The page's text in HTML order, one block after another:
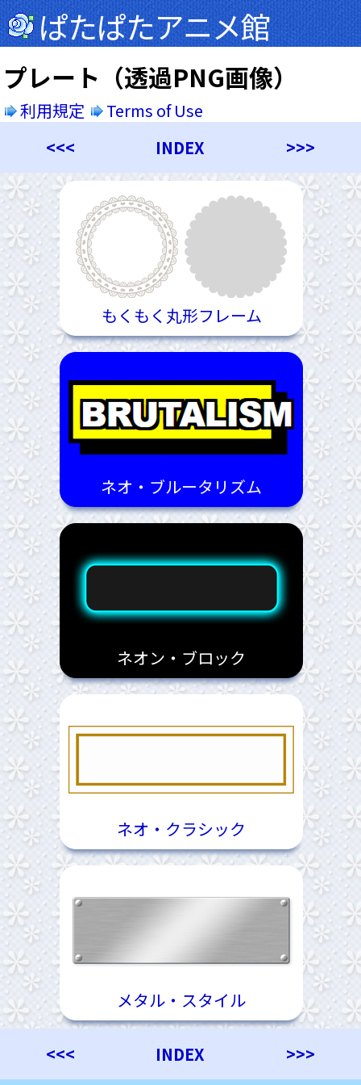
ぱたぱたアニメ館
プレート（透過PNG画像）
利用規定
Terms of Use
<<<
INDEX >>>
もくもく丸形フレーム
ネオ・ブルータリズム
ネオン・ブロック
ネオ・クラシック
メタル・スタイル
<<< INDEX >>>